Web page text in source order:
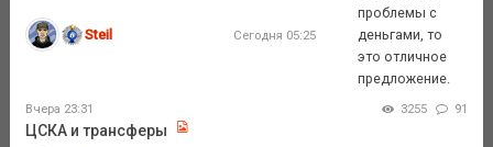
Steil Сегодня 05:25
проблемы с
деньгами, то
это отличное
предложение.
Вчера 23:31 3255 91
ЦСКА и трансферы